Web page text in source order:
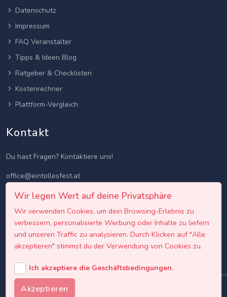
Datenschutz
Impressum
FAQ Veranstalter
Tipps & Ideen Blog
Ratgeber & Checklisten
Kostenrechner
Plattform-Vergleich
Kontakt
Du hast Fragen? Kontaktiere uns!
office@eintollesfest.at
Wir legen Wert auf deine Privatsphäre
Wir verwenden Cookies, um dein Browsing-Erlebnis zu
verbessern, personalisierte Werbung oder Inhalte zu liefern
und unseren Traffic zu analysieren. Durch Klicken auf "Alle
akzeptieren" stimmst du der Verwendung von Cookies zu.
Ich akzeptiere die Geschäftsbedingungen.
Akzeptieren